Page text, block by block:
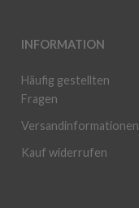
INFORMATION
Häufig gestellten
Fragen
Versandinformationen
Kauf widerrufen